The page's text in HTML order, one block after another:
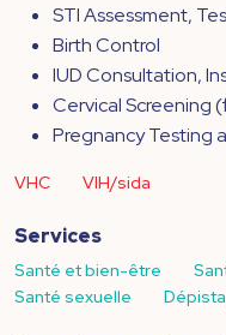
STI Assessment,
Birth Control
IUD Consultation,
Cervical Screening
Pregnancy Testing
VHC VIH/sida
Services
Santé et bien-être
Santé sexuelle